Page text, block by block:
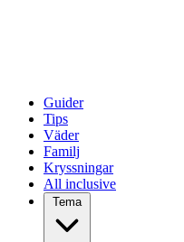
Guider
Tips
Väder
Familj
Kryssningar
All inclusive
Tema